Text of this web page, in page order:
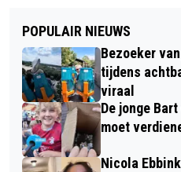
POPULAIR NIEUWS
Bezoeker
tijdens
viraal
De jonge
moet
Nicola